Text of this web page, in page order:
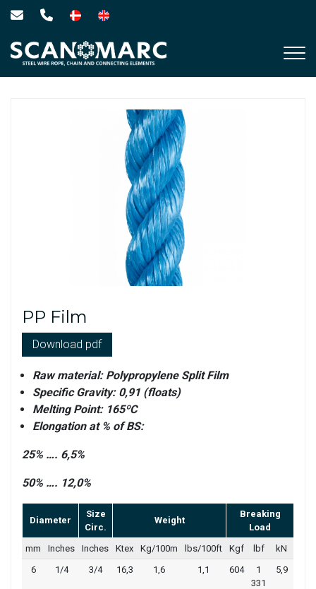
Gå
hovedindhold
PP Film
Download pdf
Raw material: Polypropylene Split Film
Specific Gravity: 0,91 (floats)
Melting Point: 165ºC
Elongation at % of BS:
25% …. 6,5%
50% …. 12,0%
Diameter
Size
Circ.
Weight
Breaking
Load
mm
Inches Inches Ktex Kg/100m lbs/100ft Kgf lbf
kN
6
1/4 3/4 16,3 1,6 1,1 604
1
331
5,9